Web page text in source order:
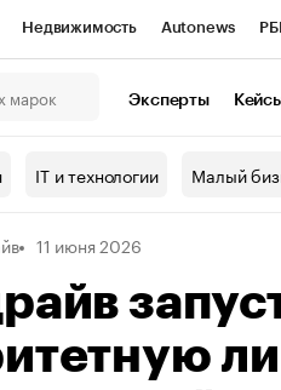
Недвижимость Autonews
контрагентов
Эксперты
IT и технологии Малый
11 июня 2026